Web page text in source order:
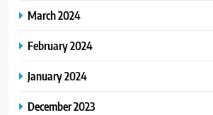
March 2024
February 2024
January 2024
December 2023